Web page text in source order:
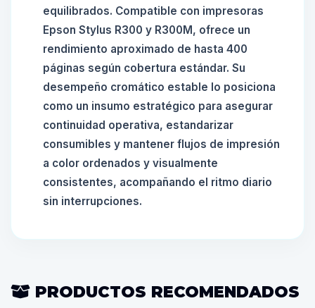
equilibrados. Compatible con impresoras
Epson Stylus R300 y R300M, ofrece un
rendimiento aproximado de hasta 400
páginas según cobertura estándar. Su
desempeño cromático estable lo posiciona
como un insumo estratégico para asegurar
continuidad operativa, estandarizar
consumibles y mantener flujos de impresión
a color ordenados y visualmente
consistentes, acompañando el ritmo diario
sin interrupciones.
PRODUCTOS RECOMENDADOS